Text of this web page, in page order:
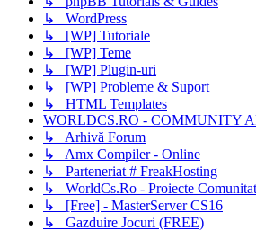
↳ WordPress
↳ [WP] Tutoriale
↳ [WP] Teme
↳ [WP] Plugin-uri
↳ [WP] Probleme & Suport
↳ HTML Templates
WORLDCS.RO - COMMUNITY
↳ Arhivă Forum
↳ Amx Compiler - Online
↳ Parteneriat # FreakHosting
↳ WorldCs.Ro - Proiecte
↳ [Free] - MasterServer CS16
↳ Gazduire Jocuri (FREE)